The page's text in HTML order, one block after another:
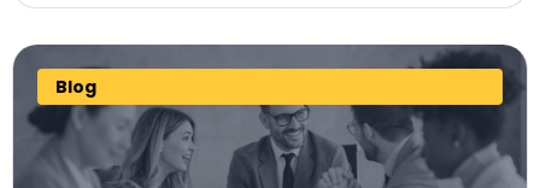
Blog